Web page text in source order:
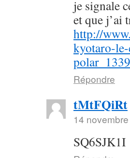
je signale
et que j’ai
http://
kyotaro-
Répondre
tMtFQiRt
14
SQ6SJK1I